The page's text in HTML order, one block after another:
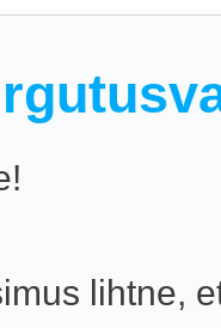
lihtne,